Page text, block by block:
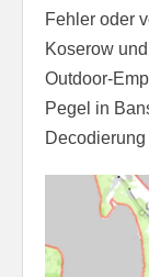
Fehler oder
Koserow
Outdoor-
Pegel in